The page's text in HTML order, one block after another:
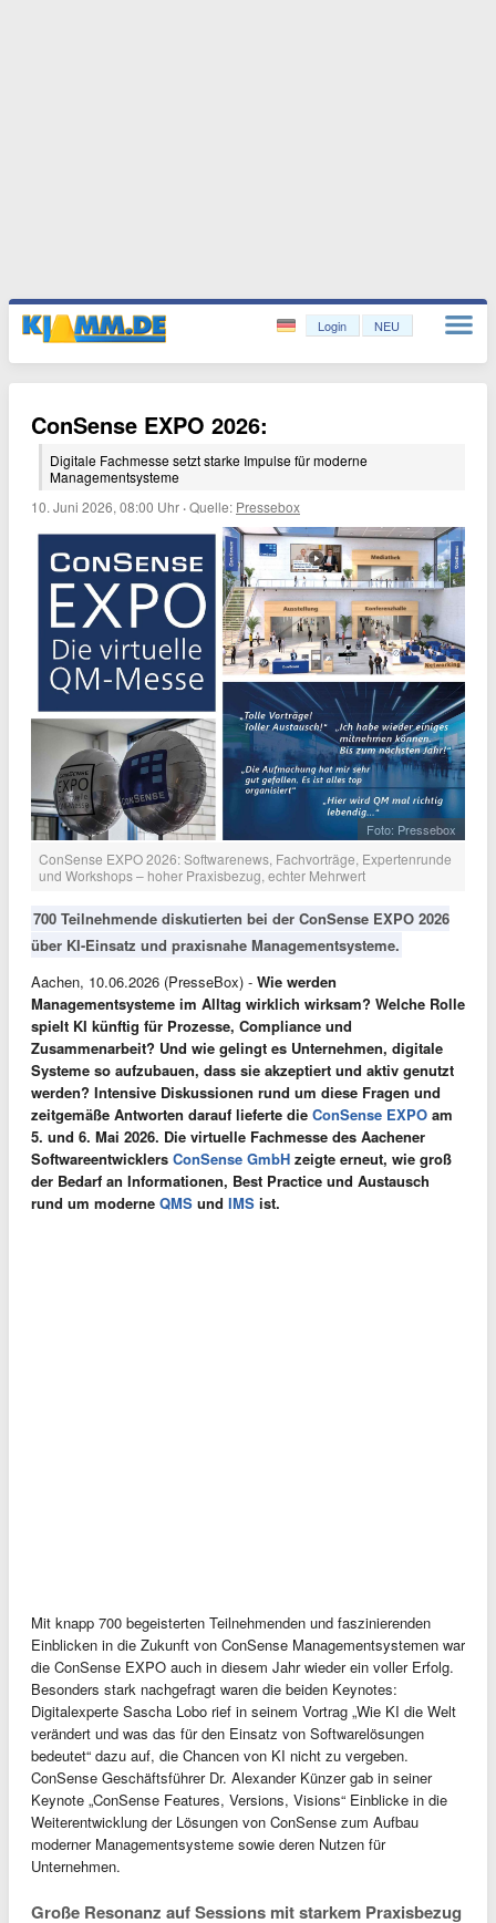
Login NEU
ConSense EXPO 2026:
Digitale Fachmesse setzt starke Impulse für moderne
Managementsysteme
10. Juni 2026, 08:00 Uhr ·Quelle: Pressebox
Foto: Pressebox
ConSense EXPO 2026: Softwarenews, Fachvorträge, Expertenrunde
und Workshops – hoher Praxisbezug, echter Mehrwert
700 Teilnehmende diskutierten bei der ConSense EXPO 2026
über KI-Einsatz und praxisnahe Managementsysteme.
Aachen, 10.06.2026 (PresseBox) - Wie werden
Managementsysteme im Alltag wirklich wirksam? Welche Rolle
spielt KI künftig für Prozesse, Compliance und
Zusammenarbeit? Und wie gelingt es Unternehmen, digitale
Systeme so aufzubauen, dass sie akzeptiert und aktiv genutzt
werden? Intensive Diskussionen rund um diese Fragen und
zeitgemäße Antworten darauf lieferte die ConSense EXPO am
5. und 6. Mai 2026. Die virtuelle Fachmesse des Aachener
Softwareentwicklers ConSense GmbH zeigte erneut, wie groß
der Bedarf an Informationen, Best Practice und Austausch
rund um moderne QMS und IMS ist.
Mit knapp 700 begeisterten Teilnehmenden und faszinierenden
Einblicken in die Zukunft von ConSense Managementsystemen war
die ConSense EXPO auch in diesem Jahr wieder ein voller Erfolg.
Besonders stark nachgefragt waren die beiden Keynotes:
Digitalexperte Sascha Lobo rief in seinem Vortrag „Wie KI die Welt
verändert und was das für den Einsatz von Softwarelösungen
bedeutet“ dazu auf, die Chancen von KI nicht zu vergeben.
ConSense Geschäftsführer Dr. Alexander Künzer gab in seiner
Keynote „ConSense Features, Versions, Visions“ Einblicke in die
Weiterentwicklung der Lösungen von ConSense zum Aufbau
moderner Managementsysteme sowie deren Nutzen für
Unternehmen.
Große Resonanz auf Sessions mit starkem Praxisbezug